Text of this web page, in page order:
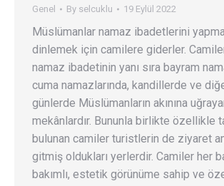
Genel By selcuklu 19 Eylül 2022
Müslümanlar namaz ibadetlerini
dinlemek için camilere giderler.
namaz ibadetinin yanı sıra bayram
cuma namazlarında, kandillerde ve
günlerde Müslümanların akınına
mekânlardır. Bununla birlikte özellikle
bulunan camiler turistlerin de ziyaret
gitmiş oldukları yerlerdir. Camiler her
bakımlı, estetik görünüme sahip ve